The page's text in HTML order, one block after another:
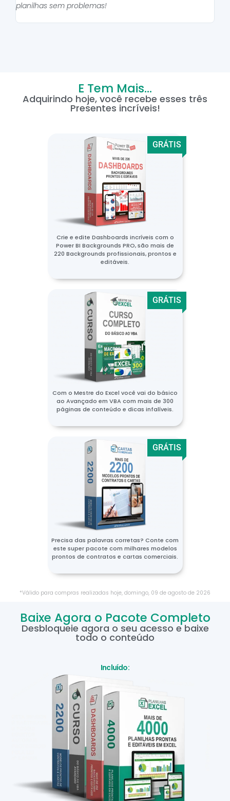
planilhas sem problemas!
E Tem Mais...
Adquirindo hoje, você recebe esses três
Presentes incríveis!
GRÁTIS
Crie e edite Dashboards incríveis com o
Power BI Backgrounds PRO, são mais de
220 Backgrounds profissionais, prontos e
editáveis.
GRÁTIS
Com o Mestre do Excel você vai do básico
ao Avançado em VBA com mais de 300
páginas de conteúdo e dicas infalíveis.
GRÁTIS
Precisa das palavras corretas? Conte com
este super pacote com milhares modelos
prontos de contratos e cartas comerciais.
*Válido para compras realizadas hoje, domingo, 09 de agosto de 2026
Baixe Agora o Pacote Completo
Desbloqueie agora o seu acesso e baixe
todo o conteúdo
Incluído: